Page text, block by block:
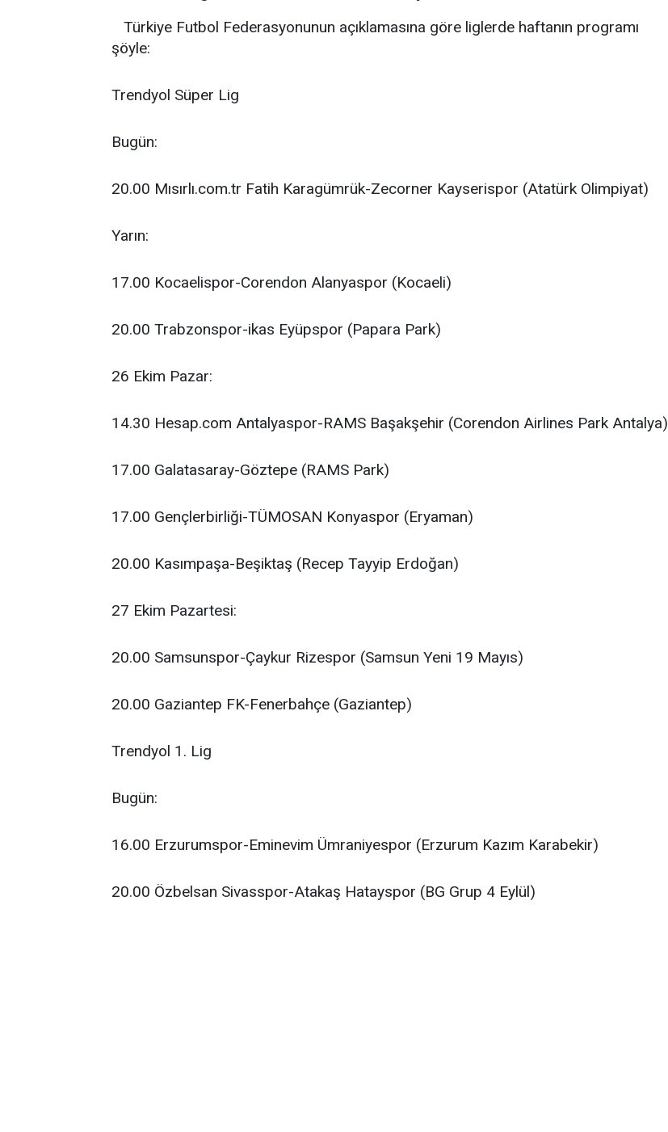
Türkiye Futbol Federasyonunun açıklamasına göre liglerde haftanın programı
şöyle:
Trendyol Süper Lig
Bugün:
20.00 Mısırlı.com.tr Fatih Karagümrük-Zecorner Kayserispor (Atatürk Olimpiyat)
Yarın:
17.00 Kocaelispor-Corendon Alanyaspor (Kocaeli)
20.00 Trabzonspor-ikas Eyüpspor (Papara Park)
26 Ekim Pazar:
14.30 Hesap.com Antalyaspor-RAMS Başakşehir (Corendon Airlines Park Antalya)
17.00 Galatasaray-Göztepe (RAMS Park)
17.00 Gençlerbirliği-TÜMOSAN Konyaspor (Eryaman)
20.00 Kasımpaşa-Beşiktaş (Recep Tayyip Erdoğan)
27 Ekim Pazartesi:
20.00 Samsunspor-Çaykur Rizespor (Samsun Yeni 19 Mayıs)
20.00 Gaziantep FK-Fenerbahçe (Gaziantep)
Trendyol 1. Lig
Bugün:
16.00 Erzurumspor-Eminevim Ümraniyespor (Erzurum Kazım Karabekir)
20.00 Özbelsan Sivasspor-Atakaş Hatayspor (BG Grup 4 Eylül)